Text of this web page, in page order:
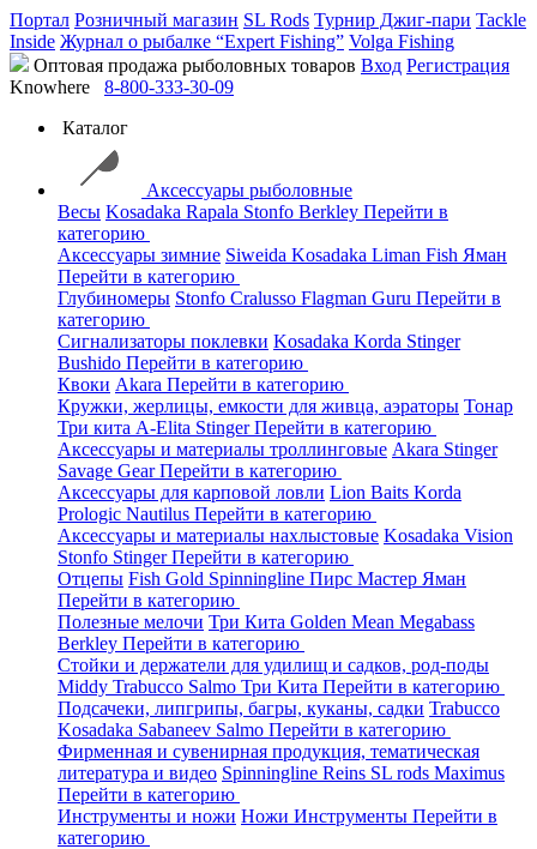
Портал Розничный магазин SL Rods Турнир Джиг-пари Tackle
Inside Журнал о рыбалке “Expert Fishing” Volga Fishing
Оптовая продажа рыболовных товаров Вход Регистрация
Knowhere
8-800-333-30-09
Каталог
Аксессуары рыболовные
Весы Kosadaka Rapala Stonfo Berkley Перейти в
категорию
Аксессуары зимние Siweida Kosadaka Liman Fish Яман
Перейти в категорию
Глубиномеры Stonfo Cralusso Flagman Guru Перейти в
категорию
Сигнализаторы поклевки Kosadaka Korda Stinger
Bushido Перейти в категорию
Квоки Akara Перейти в категорию
Кружки, жерлицы, емкости для живца, аэраторы Тонар
Три кита A-Elita StingerПерейти в категорию
Аксессуары и материалы троллинговые Akara Stinger
Savage GearПерейти в категорию
Аксессуары для карповой ловли Lion Baits Korda
Prologic Nautilus Перейти в категорию
Аксессуары и материалы нахлыстовые Kosadaka Vision
Stonfo StingerПерейти в категорию
Отцепы Fish Gold Spinningline Пирс Мастер Яман
Перейти в категорию
Полезные мелочи Три Кита Golden Mean Megabass
Berkley Перейти в категорию
Стойки и держатели для удилищ и садков, род-поды
Middy Trabucco Salmo Три Кита Перейти в категорию
Подсачеки, липгрипы, багры, куканы, садки Trabucco
Kosadaka Sabaneev Salmo Перейти в категорию
Фирменная и сувенирная продукция, тематическая
литература и видео Spinningline Reins SL rods Maximus
Перейти в категорию
Инструменты и ножи Ножи Инструменты Перейти в
категорию